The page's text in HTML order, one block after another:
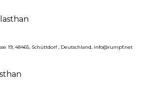
19, 48465, Schüttdorf , Deutschland, info@rumpf.net